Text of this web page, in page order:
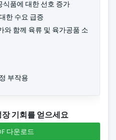
식품에 대한 선호 증가
한 수요 급증
와 함께 육류 및 육가공품 소
부작용
기회를 얻으세요
다운로드